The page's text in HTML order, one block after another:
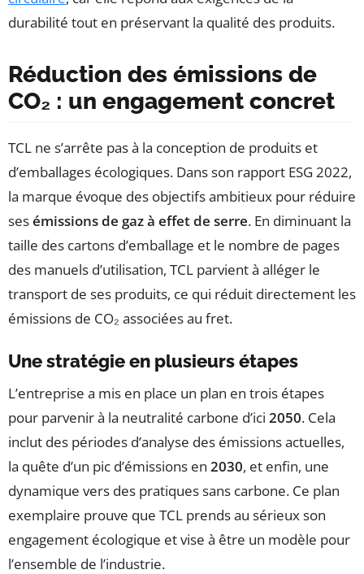
durabilité tout en préservant la qualité des produits.
Réduction des émissions de
CO₂ : un engagement concret
TCL ne s’arrête pas à la conception de produits et
d’emballages écologiques. Dans son rapport ESG 2022,
la marque évoque des objectifs ambitieux pour réduire
sesémissions de gaz à effet de serre. En diminuant la
taille des cartons d’emballage et le nombre de pages
des manuels d’utilisation, TCL parvient à alléger le
transport de ses produits, ce qui réduit directement les
émissions de CO₂ associées au fret.
Une stratégie en plusieurs étapes
L’entreprise a mis en place un plan en trois étapes
pour parvenir à la neutralité carbone d’ici 2050. Cela
inclut des périodes d’analyse des émissions actuelles,
la quête d’un pic d’émissions en 2030, et enfin, une
dynamique vers des pratiques sans carbone. Ce plan
exemplaire prouve que TCL prends au sérieux son
engagement écologique et vise à être un modèle pour
l’ensemble de l’industrie.